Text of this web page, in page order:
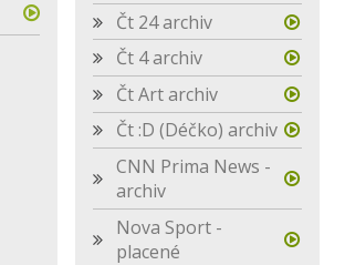
Čt 24 archiv
Čt 4 archiv
Čt Art archiv
Čt :D (Déčko) archiv
CNN Prima News -
archiv
Nova Sport -
placené